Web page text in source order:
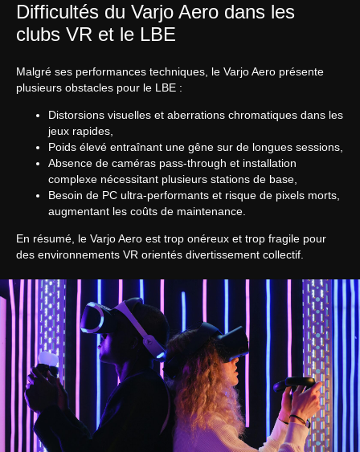
Difficultés du Varjo Aero dans les
clubs VR et le LBE
Malgré ses performances techniques, le Varjo Aero présente
plusieurs obstacles pour le LBE :
Distorsions visuelles et aberrations chromatiques dans les
jeux rapides,
Poids élevé entraînant une gêne sur de longues sessions,
Absence de caméras pass-through et installation
complexe nécessitant plusieurs stations de base,
Besoin de PC ultra-performants et risque de pixels morts,
augmentant les coûts de maintenance.
En résumé, le Varjo Aero est trop onéreux et trop fragile pour
des environnements VR orientés divertissement collectif.